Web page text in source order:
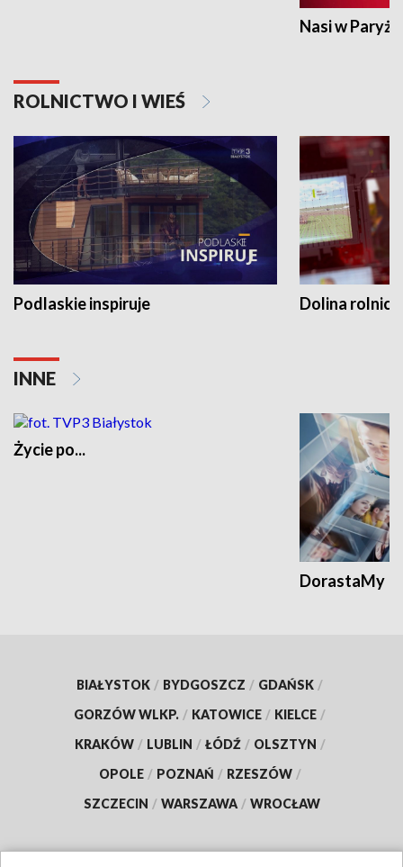
Nasi w Paryżu
ROLNICTWO I WIEŚ
Podlaskie inspiruje Dolina
INNE
Życie po...
DorastaMy
BIAŁYSTOK / BYDGOSZCZ / GDAŃSK /
GORZÓW WLKP. / KATOWICE / KIELCE /
KRAKÓW / LUBLIN / ŁÓDŹ / OLSZTYN /
OPOLE / POZNAŃ / RZESZÓW /
SZCZECIN / WARSZAWA / WROCŁAW